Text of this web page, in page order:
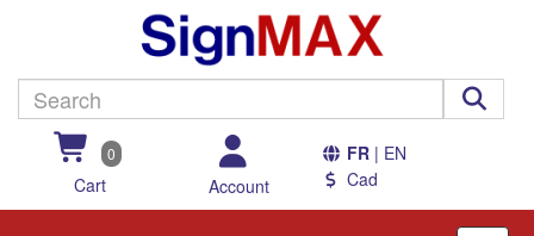
0
Cart Account
FR| EN
Cad